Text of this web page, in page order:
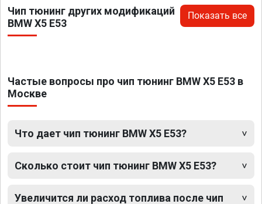
Чип тюнинг других модификаций
BMW X5 E53
Показать все
Частые вопросы про чип тюнинг BMW X5 E53 в
Москве
Что дает чип тюнинг BMW X5 E53?
Сколько стоит чип тюнинг BMW X5 E53?
Увеличится ли расход топлива после чип